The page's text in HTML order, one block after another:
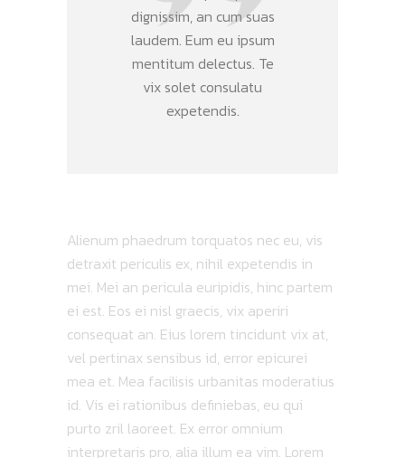
dignissim, an cum suas
laudem. Eum eu ipsum
mentitum delectus. Te
vix solet consulatu
expetendis.
Alienum phaedrum torquatos nec eu, vis
detraxit periculis ex, nihil expetendis in
mei. Mei an pericula euripidis, hinc partem
ei est. Eos ei nisl graecis, vix aperiri
consequat an. Eius lorem tincidunt vix at,
vel pertinax sensibus id, error epicurei
mea et. Mea facilisis urbanitas moderatius
id. Vis ei rationibus definiebas, eu qui
purto zril laoreet. Ex error omnium
interpretaris pro, alia illum ea vim. Lorem